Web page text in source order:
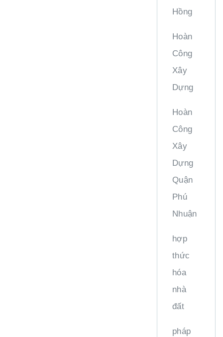
Hồng
Hoàn
Công
Xây
Dựng
Hoàn
Công
Xây
Dựng
Quận
Phú
Nhuận
hợp
thức
hóa
nhà
đất
pháp